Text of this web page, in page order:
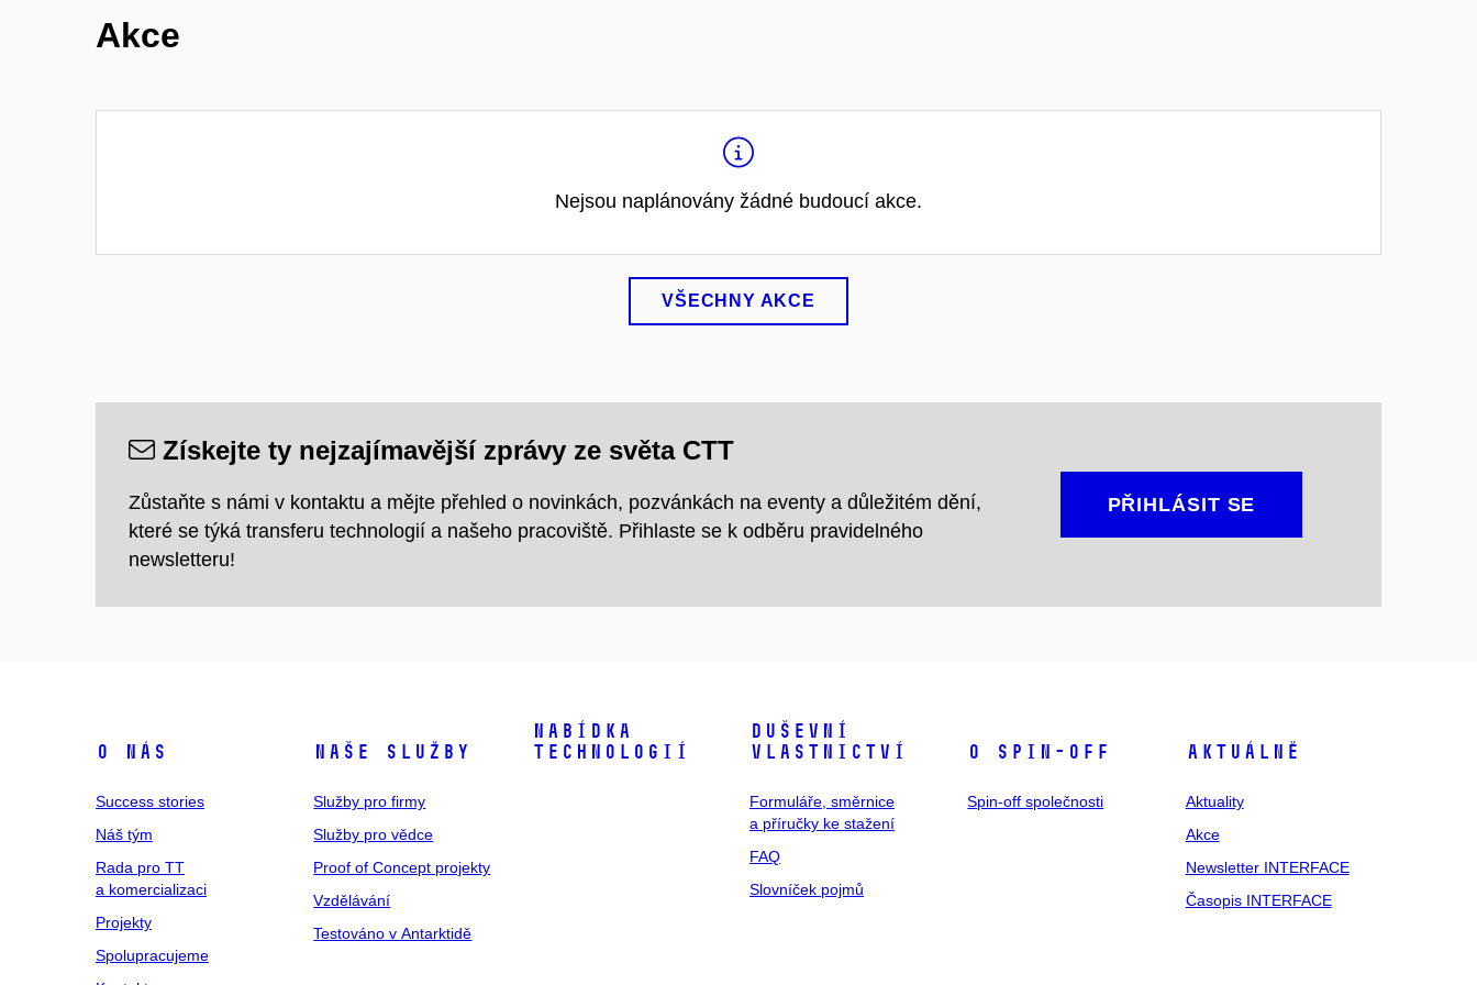
Akce
Nejsou naplánovány žádné budoucí akce.
VŠECHNY AKCE
Získejte ty nejzajímavější zprávy ze světa CTT
Zůstaňte s námi v kontaktu a mějte přehled o novinkách, pozvánkách na eventy a důležitém dění,
které se týká transferu technologií a našeho pracoviště. Přihlaste se k odběru pravidelného
newsletteru!
PŘIHLÁSIT SE
O nás
Success stories
Náš tým
Rada pro TT
a komercializaci
Projekty
Spolupracujeme
Naše služby
Služby pro firmy
Služby pro vědce
Proof of Concept projekty
Vzdělávání
Testováno v Antarktidě
Nabídka
technologií
Duševní
vlastnictví
Formuláře, směrnice
a příručky ke stažení
FAQ
Slovníček pojmů
O spin-off
Spin-off společnosti
Aktuálně
Aktuality
Akce
Newsletter INTERFACE
Časopis INTERFACE